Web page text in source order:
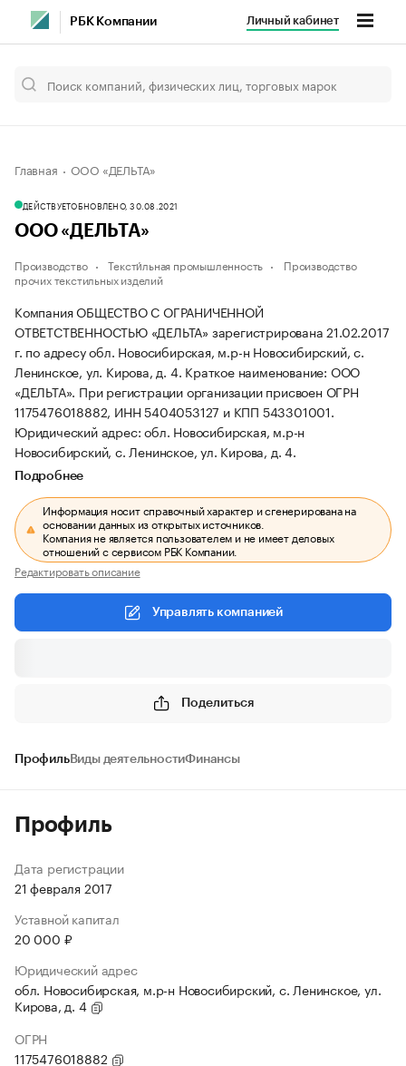
РБК Компании Личный кабинет
Главная ООО «ДЕЛЬТА»
ДЕЙСТВУЕТОБНОВЛЕНО, 30.08.2021
ООО «ДЕЛЬТА»
Производство Тексти́льная промышленность
Производство
прочих текстильных изделий
Компания ОБЩЕСТВО С ОГРАНИЧЕННОЙ
ОТВЕТСТВЕННОСТЬЮ «ДЕЛЬТА» зарегистрирована 21.02.2017
г. по адресу обл. Новосибирская, м.р-н Новосибирский, с.
Ленинское, ул. Кирова, д. 4. Краткое наименование: ООО
«ДЕЛЬТА». При регистрации организации присвоен ОГРН
1175476018882, ИНН 5404053127 и КПП 543301001.
Юридический адрес: обл. Новосибирская, м.р-н
Новосибирский, с. Ленинское, ул. Кирова, д. 4.
Подробнее
Информация носит справочный характер и сгенерирована на
основании данных из открытых источников.
Компания не является пользователем и не имеет деловых
отношений с сервисом РБК Компании.
Редактировать описание
Управлять компанией
Поделиться
ПрофильВиды деятельностиФинансы
Профиль
Дата регистрации
21 февраля 2017
Уставной капитал
20 000 ₽
Юридический адрес
обл. Новосибирская, м.р-н Новосибирский, с. Ленинское, ул.
Кирова, д. 4
ОГРН
1175476018882